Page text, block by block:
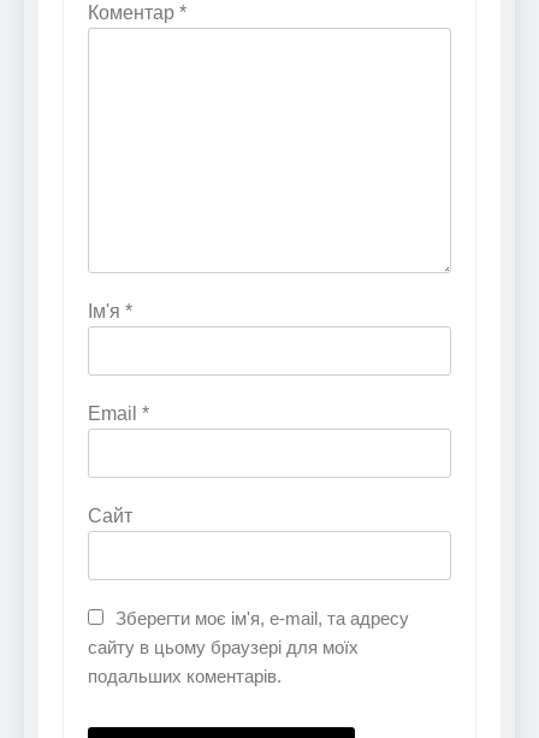
Коментар *
Ім'я *
Email *
Сайт
Зберегти моє ім'я, e-mail, та адресу
сайту в цьому браузері для моїх
подальших коментарів.